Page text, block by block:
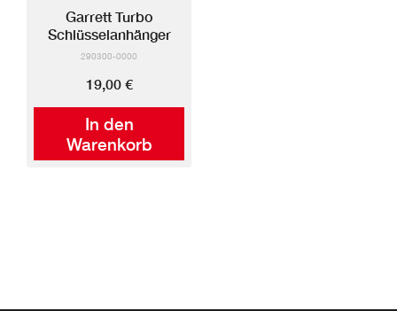
In den
Warenkorb
Garrett Turbo
Schlüsselanhänger
290300-0000
19,00 €